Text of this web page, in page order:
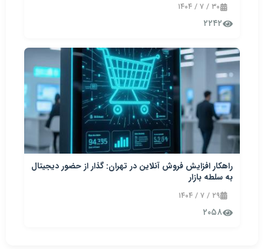
۳۰ / ۷ / ۱۴۰۴
۲۲۴۲
راهکار افزایش فروش آنلاین در تهران: گذار از حضور دیجیتال
به سلطه بازار
۲۹ / ۷ / ۱۴۰۴
۲۰۵۸